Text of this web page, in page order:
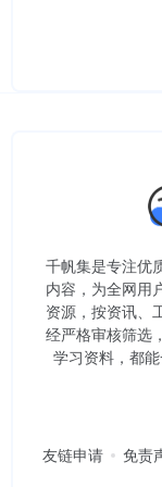
千帆集是专注优
内容，为全网用
资源，按资讯、
经严格审核筛选
学习资料，都
友链申请 免责